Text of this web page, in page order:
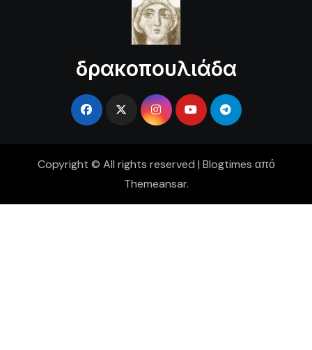
δρακοπουλιάδα
Copyright © All rights reserved | Blogtimes από
Themeansar.